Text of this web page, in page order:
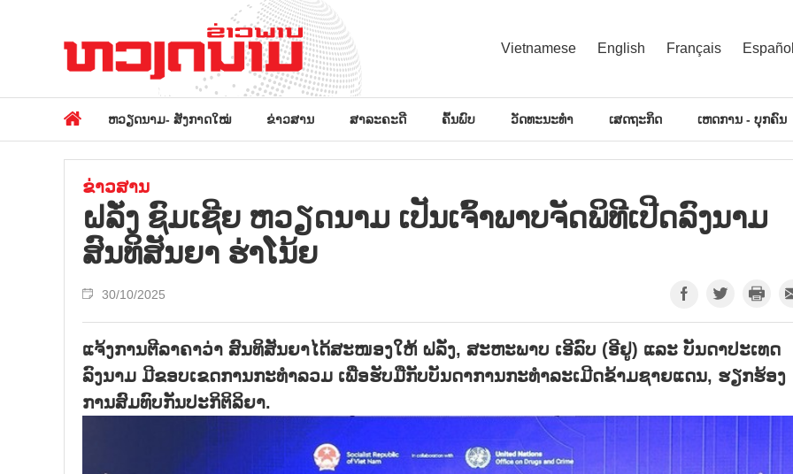
Vietnamese English Français
ຫວຽດນາມ- ສັງກາດໃໝ່ ຂ່າວສານ ສາລະຄະດີ ຄົ້ນພົບ ວັດທະນະທຳ ເສດຖະກິດ ເຫດການ - ບຸກຄົນ
ຂ່າວສານ
ຝລັ່ງ ຊົມເຊີຍ ຫວຽດນາມ ເປັນເຈົ້າພາບຈັດພິທີເປີດລົງນາມ
ສົນທິສັນຍາ ຮ່າໂນ້ຍ
30/10/2025
ແຈ້ງການຕີລາຄາວ່າ ສົນທິສັນຍາໄດ້ສະໜອງໃຫ້ ຝລັ່ງ, ສະຫະພາບ ເອີລົບ (ອີຢູ) ແລະ ບັນດາປະເທດ
ລົງນາມ ມີຂອບເຂດການກະທຳລວມ ເພື່ອຮັບມືກັບບັນດາການກະທຳລະເມີດຂ້າມຊາຍແດນ, ຮຽກຮ້ອງ
ການສົມທົບກັນປະກິຕິລິຍາ.